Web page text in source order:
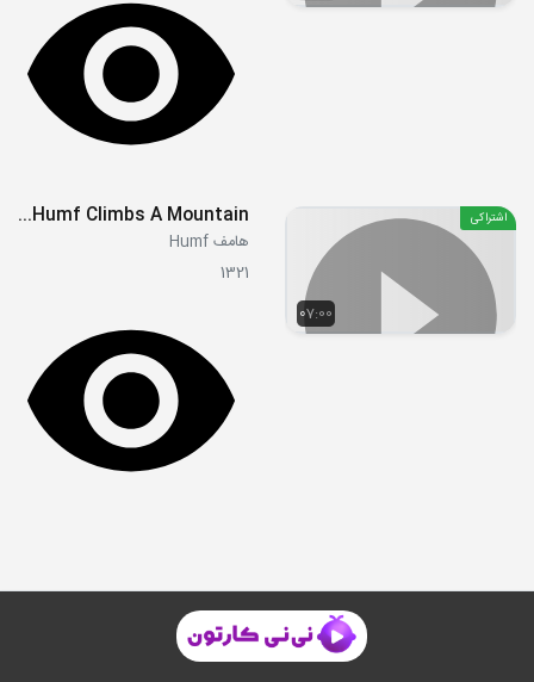
07:00
اشتراکی E32 - Humf Climbs A Mountain
هامف Humf
1321